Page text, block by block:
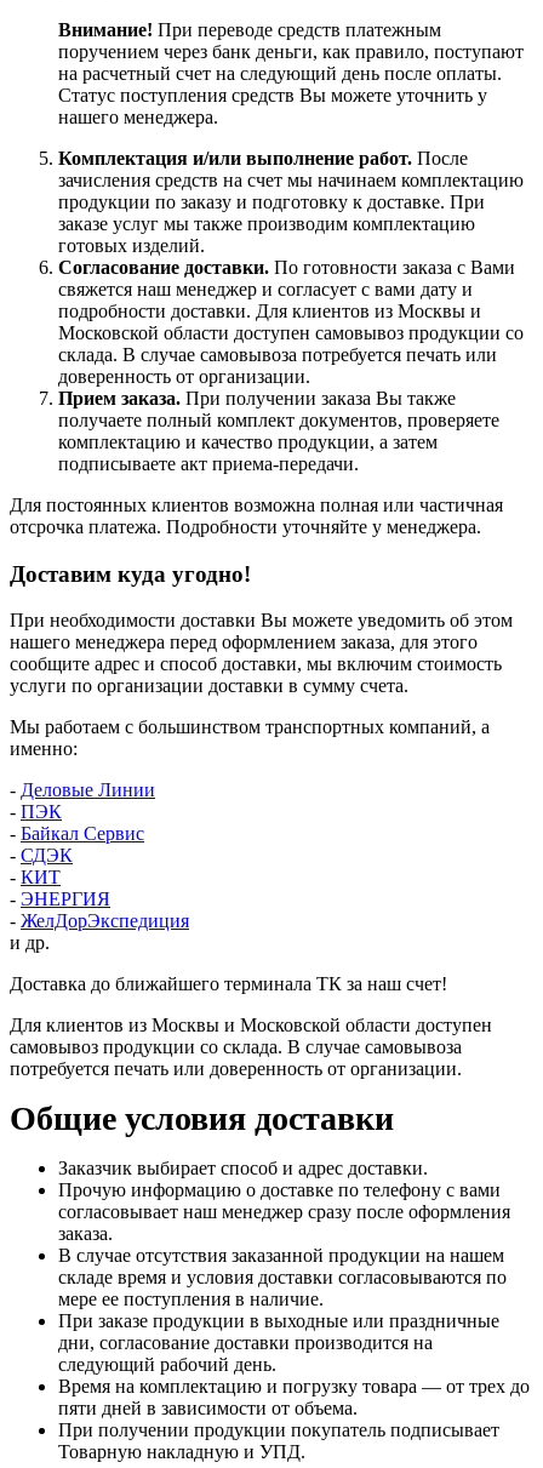
Внимание! При переводе средств платежным
поручением через банк деньги, как правило, поступают
на расчетный счет на следующий день после оплаты.
Статус поступления средств Вы можете уточнить у
нашего менеджера.
Комплектация и/или выполнение работ. После
зачисления средств на счет мы начинаем комплектацию
продукции по заказу и подготовку к доставке. При
заказе услуг мы также производим комплектацию
готовых изделий.
Согласование доставки. По готовности заказа с Вами
свяжется наш менеджер и согласует с вами дату и
подробности доставки. Для клиентов из Москвы и
Московской области доступен самовывоз продукции со
склада. В случае самовывоза потребуется печать или
доверенность от организации.
Прием заказа. При получении заказа Вы также
получаете полный комплект документов, проверяете
комплектацию и качество продукции, а затем
подписываете акт приема-передачи.
Для постоянных клиентов возможна полная или частичная
отсрочка платежа. Подробности уточняйте у менеджера.
Доставим куда угодно!
При необходимости доставки Вы можете уведомить об этом
нашего менеджера перед оформлением заказа, для этого
сообщите адрес и способ доставки, мы включим стоимость
услуги по организации доставки в сумму счета.
Мы работаем с большинством транспортных компаний, а
именно:
- Деловые Линии
- ПЭК
- Байкал Сервис
- СДЭК
- КИТ
- ЭНЕРГИЯ
- ЖелДорЭкспедиция
и др.
Доставка до ближайшего терминала ТК за наш счет!
Для клиентов из Москвы и Московской области доступен
самовывоз продукции со склада. В случае самовывоза
потребуется печать или доверенность от организации.
Общие условия доставки
Заказчик выбирает способ и адрес доставки.
Прочую информацию о доставке по телефону с вами
согласовывает наш менеджер сразу после оформления
заказа.
В случае отсутствия заказанной продукции на нашем
складе время и условия доставки согласовываются по
мере ее поступления в наличие.
При заказе продукции в выходные или праздничные
дни, согласование доставки производится на
следующий рабочий день.
Время на комплектацию и погрузку товара — от трех до
пяти дней в зависимости от объема.
При получении продукции покупатель подписывает
Товарную накладную и УПД.